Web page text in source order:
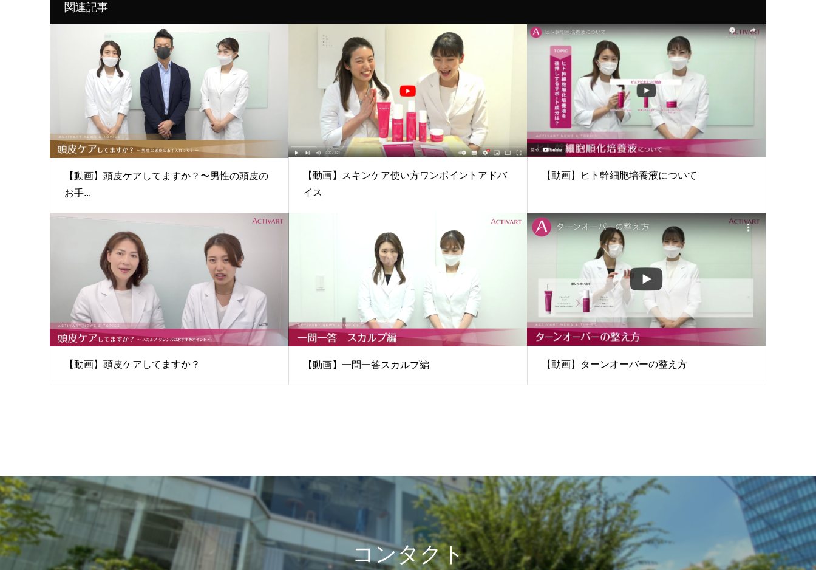
関連記事
【動画】頭皮ケアしてますか？〜男性の頭皮の
お手...
【動画】スキンケア使い方ワンポイントアドバ
イス
【動画】ヒト幹細胞培養液について
【動画】頭皮ケアしてますか？ 【動画】一問一答スカルプ編 【動画】ターンオーバーの整え方
コンタクト